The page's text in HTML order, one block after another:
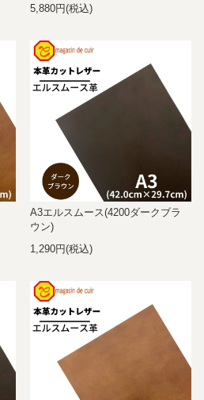
5,880円(税込)
A3エルスムース(4200ダークブラ
ウン)
1,290円(税込)